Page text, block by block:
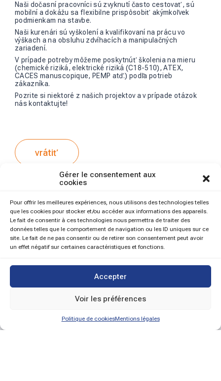
Gérer le consentement aux
cookies
Pour offrir les meilleures expériences, nous utilisons des technologies telles
que les cookies pour stocker et/ou accéder aux informations des appareils.
Le fait de consentir à ces technologies nous permettra de traiter des
données telles que le comportement de navigation ou les ID uniques sur ce
site. Le fait de ne pas consentir ou de retirer son consentement peut avoir
un effet négatif sur certaines caractéristiques et fonctions.
Accepter
Voir les préférences
Politique de cookiesMentions légales
Naši dočasní pracovníci sú zvyknutí často cestovať, sú
mobilní a dokážu sa flexibilne prispôsobiť akýmkoľvek
podmienkam na stavbe.
Naši kurenári sú vyškolení a kvalifikovaní na prácu vo
výškach a na obsluhu zdvíhacích a manipulačných
zariadení.
V prípade potreby môžeme poskytnúť školenia na mieru
(chemické riziká, elektrické riziká (C18-510), ATEX,
CACES manuscopique, PEMP atď.) podľa potrieb
zákazníka.
Pozrite si niektoré z našich projektova v prípade otázok
nás kontaktujte!
vrátiť